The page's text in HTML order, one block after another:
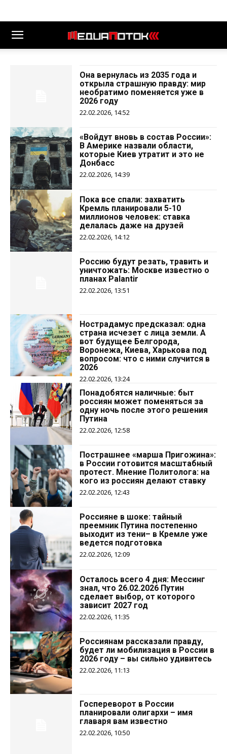
Она вернулась из 2035 года и
открыла страшную правду: мир
необратимо поменяется уже в
2026 году
22.02.2026, 14:52
«Войдут вновь в состав России»:
В Америке назвали области,
которые Киев утратит и это не
Донбасс
22.02.2026, 14:39
Пока все спали: захватить
Кремль планировали 5-10
миллионов человек: ставка
делалась даже на друзей
22.02.2026, 14:12
Россию будут резать, травить и
уничтожать: Москве известно о
планах Palantir
22.02.2026, 13:51
Нострадамус предсказал: одна
страна исчезет с лица земли. А
вот будущее Белгорода,
Воронежа, Киева, Харькова под
вопросом: что с ними случится в
2026
22.02.2026, 13:24
Понадобятся наличные: быт
россиян может поменяться за
одну ночь после этого решения
Путина
22.02.2026, 12:58
Пострашнее «марша Пригожина»:
в России готовится масштабный
протест. Мнение Политолога: на
кого из россиян делают ставку
22.02.2026, 12:43
Россияне в шоке: тайный
преемник Путина постепенно
выходит из тени– в Кремле уже
ведется подготовка
22.02.2026, 12:09
Осталось всего 4 дня: Мессинг
знал, что 26.02.2026 Путин
сделает выбор, от которого
зависит 2027 год
22.02.2026, 11:35
Россиянам рассказали правду,
будет ли мобилизация в России в
2026 году – вы сильно удивитесь
22.02.2026, 11:13
Госпереворот в России
планировали олигархи – имя
главаря вам известно
22.02.2026, 10:50